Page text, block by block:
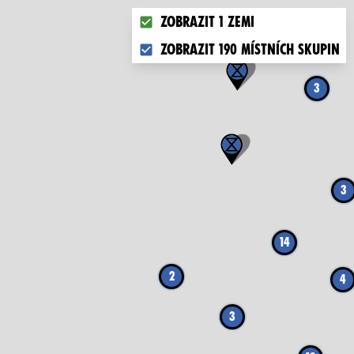
3
3
2 4
3
14
Choose what you want to display
Zobrazit 1 zemi
Zobrazit 190 místních skupin